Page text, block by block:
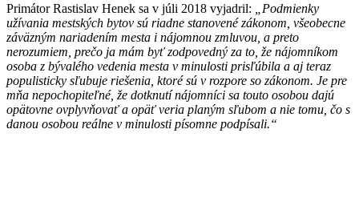
Primátor Rastislav Henek sa v júli 2018 vyjadril:
„Podmienky
užívania mestských bytov sú riadne stanovené zákonom, všeobecne
záväzným nariadením mesta i nájomnou zmluvou, a preto
nerozumiem, prečo ja mám byť zodpovedný za to, že nájomníkom
osoba z bývalého vedenia mesta v minulosti prisľúbila a aj teraz
populisticky sľubuje riešenia, ktoré sú v rozpore so zákonom. Je pre
mňa nepochopiteľné, že dotknutí nájomníci sa touto osobou dajú
opätovne ovplyvňovať a opäť veria planým sľubom a nie tomu, čo s
danou osobou reálne v minulosti písomne podpísali.“